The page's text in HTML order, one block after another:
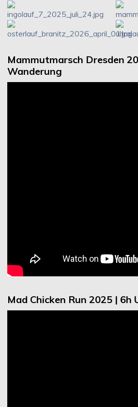
Mammutmarsch Dresden
Wanderung
Mad Chicken Run 2025 | 6h